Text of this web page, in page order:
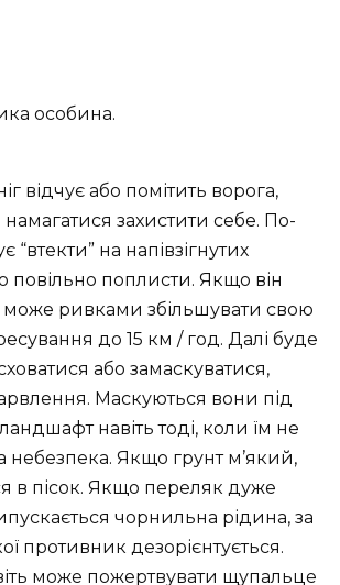
особина.
відчує або помітить ворога,
захистити себе. По-
на напівзігнутих
повільно поплисти. Якщо він
може ривками збільшувати свою
до 15 км / год. Далі буде
або замаскуватися,
Маскуються вони під
навіть тоді, коли їм не
небезпека. Якщо грунт м’який,
в пісок. Якщо переляк дуже
чорнильна рідина, за
противник дезорієнтується.
може пожертвувати щупальце